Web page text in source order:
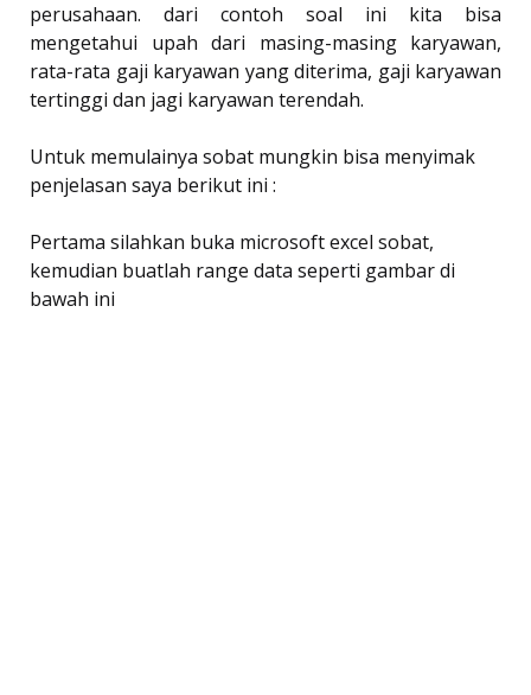
perusahaan. dari contoh soal ini kita bisa
mengetahui upah dari masing-masing karyawan,
rata-rata gaji karyawan yang diterima, gaji karyawan
tertinggi dan jagi karyawan terendah.
Untuk memulainya sobat mungkin bisa menyimak
penjelasan saya berikut ini :
Pertama silahkan buka microsoft excel sobat,
kemudian buatlah range data seperti gambar di
bawah ini